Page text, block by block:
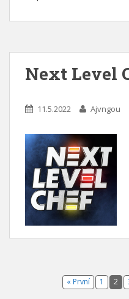
Next Level
11.5.2022 Ajvngou
« První 1 2